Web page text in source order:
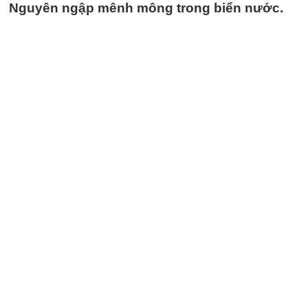
Nguyên ngập mênh mông trong biển nước.